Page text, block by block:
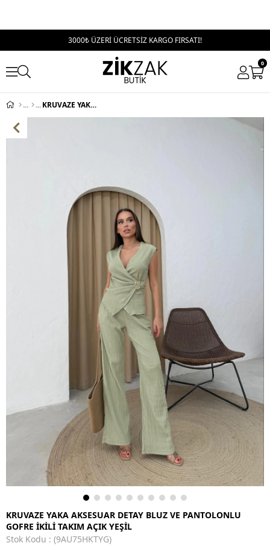
3000₺ ÜZERİ ÜCRETSİZ KARGO FIRSATI!
0
KRUVAZE YAKA AKSESUAR DETAY BLUZ VE PANTOLONLU GOFRE İKİLİ TAKIM AÇIK YEŞİL
KRUVAZE YAKA AKSESUAR DETAY BLUZ VE PANTOLONLU
GOFRE İKİLİ TAKIM AÇIK YEŞİL
Stok Kodu
(9AU75HKTYG)